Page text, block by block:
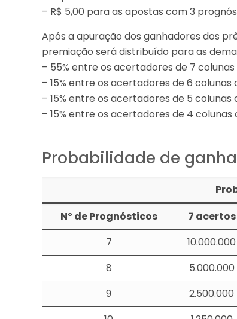
– R$ 5,00 para as apostas com 3
Após a apuração dos ganhadores dos
premiação será distribuído para as
– 55% entre os acertadores de 7
– 15% entre os acertadores de 6
– 15% entre os acertadores de 5
– 15% entre os acertadores de 4
Probabilidade de
Nº de Prognósticos
7 acertos
7
10.000.000
8
5.000.000
9
2.500.000